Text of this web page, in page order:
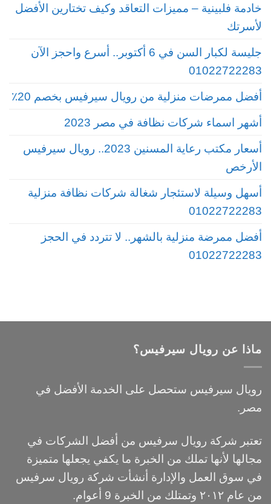
خادمة فلبينية – مميزات التعاقد وكيف تختارين الأفضل
لأسرتك
جليسة لكبار السن في 6 أكتوبر.. أسرع واحجز الآن
01022722283
أفضل ممرضات منزلية من رويال سيرفيس بخصم 20٪
أشهر اسماء شركات نظافة في مصر 2023
أسعار مكتب رعاية المسنين 2023.. رويال سيرفيس
الأرخص
أسهل وسيلة لاستئجار شغالة شركات نظافة منزلية
01022722283
أفضل ممرضة منزلية بالشهر.. لا تتردد في الحجز
01022722283
ماذا عن رويال سيرفيس؟
رويال سيرفيس ستحصل على الخدمة الأفضل في
مصر.
تعتبر شركة رويال سرفيس من أفضل الشركات في
مجالها لأنها تملك من الخبرة ما يكفي يجعلها متميزة
في سوق العمل والإدارة أنشأت شركة رويال سرفيس
من عام ٢٠١٢ وتمتلك من الخبرة 9 أعوام.